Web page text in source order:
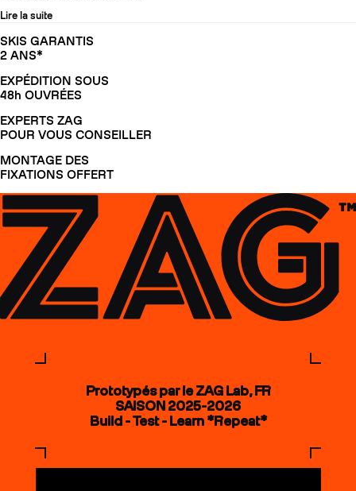
Lire la suite
SKIS GARANTIS
2 ANS*
EXPÉDITION SOUS
48h OUVRÉES
EXPERTS ZAG
POUR VOUS CONSEILLER
MONTAGE DES
FIXATIONS OFFERT
Prototypés par le ZAG Lab, FR
SAISON 2025-2026
Build - Test - Learn *Repeat*